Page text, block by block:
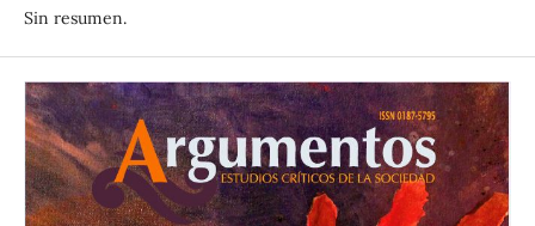
Sin resumen.